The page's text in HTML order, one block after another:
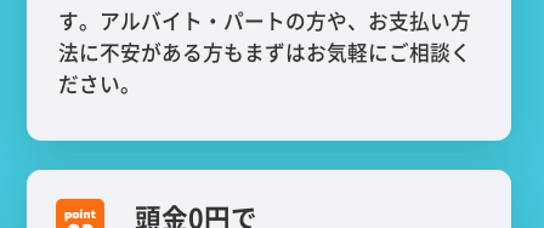
す。アルバイト・パートの方や、お支払い方
法に不安がある方もまずはお気軽にご相談く
ださい。
頭金0円で